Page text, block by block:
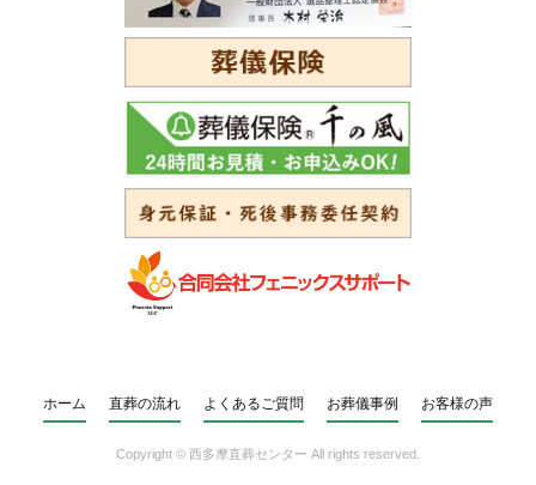
ホーム 直葬の流れ よくあるご質問 お葬儀事例 お客様の声
Copyright © 西多摩直葬センター All rights reserved.